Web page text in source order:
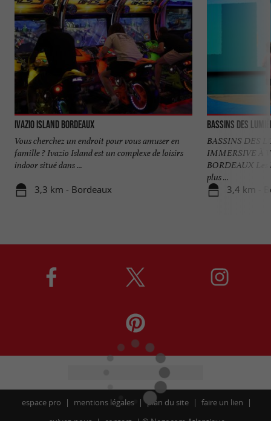
Ivazio Island Bordeaux
Vous cherchez un endroit pour vous amuser en
famille ? Ivazio Island est un complexe de loisirs
indoor situé dans ...
3,3 km - Bordeaux
Bassins des
BASSINS DES
IMMERSIVE À
BORDEAUX Les
plus ...
3,4 km -
espace pro mentions légales plan du site
faire un lien